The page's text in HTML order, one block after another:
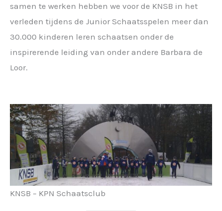
samen te werken hebben we voor de KNSB in het
verleden tijdens de Junior Schaatsspelen meer dan
30.000 kinderen leren schaatsen onder de
inspirerende leiding van onder andere Barbara de
Loor.
KNSB – KPN Schaatsclub